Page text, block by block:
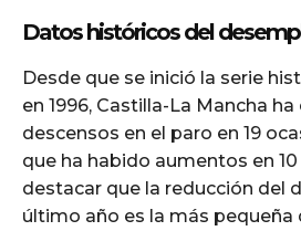
Datos históricos del
Desde que se inició la serie
en 1996, Castilla-La Mancha
descensos en el paro en 19
que ha habido aumentos en
destacar que la reducción del
último año es la más pequeña